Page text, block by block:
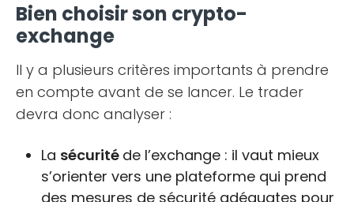
Bien choisir son crypto-
exchange
Il y a plusieurs critères importants à prendre
en compte avant de se lancer. Le trader
devra donc analyser :
La sécurité de l’exchange : il vaut mieux
s’orienter vers une plateforme qui prend
des mesures de sécurité adéquates pour